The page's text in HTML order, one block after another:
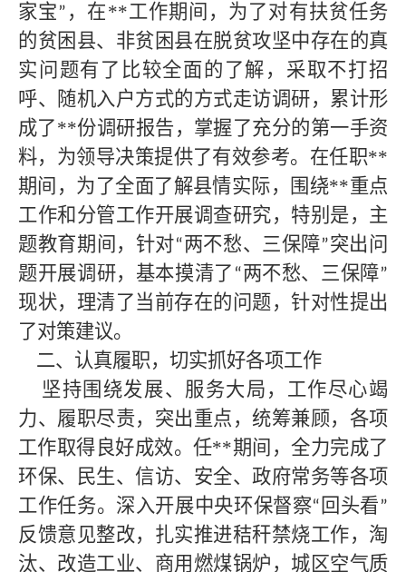
家宝” ，在**工作期间，为了对有扶贫任务
的贫困县、非贫困县在脱贫攻坚中存在的真
实问题有了比较全面的了解，采取不打招
呼、随机入户方式的方式走访调研，累计形
成了**份调研报告，掌握了充分的第一手资
料，为领导决策提供了有效参考。在任职**
期间，为了全面了解县情实际，围绕**重点
工作和分管工作开展调查研究，特别是，主
题教育期间，针对“两不愁、三保障”突出问
题开展调研，基本摸清了 “两不愁、三保障”
现状，理清了当前存在的问题，针对性提出
了对策建议。
二、认真履职，切实抓好各项工作
坚持围绕发展、服务大局，工作尽心竭
力、履职尽责，突出重点，统筹兼顾，各项
工作取得良好成效。任**期间，全力完成了
环保、民生、信访、安全、政府常务等各项
工作任务。深入开展中央环保督察“ 回头看”
反馈意见整改，扎实推进秸秆禁烧工作，淘
汰、改造工业、商用燃煤锅炉，城区空气质